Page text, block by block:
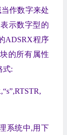
作数字来处
示数字型的
ADSRX程序
的所有属性
式:
系统中,用下